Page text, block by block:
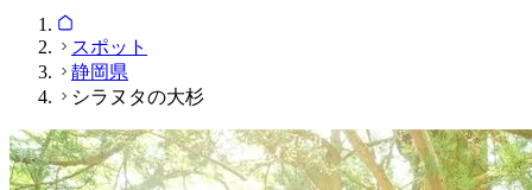
スポット
静岡県
シラヌタの大杉